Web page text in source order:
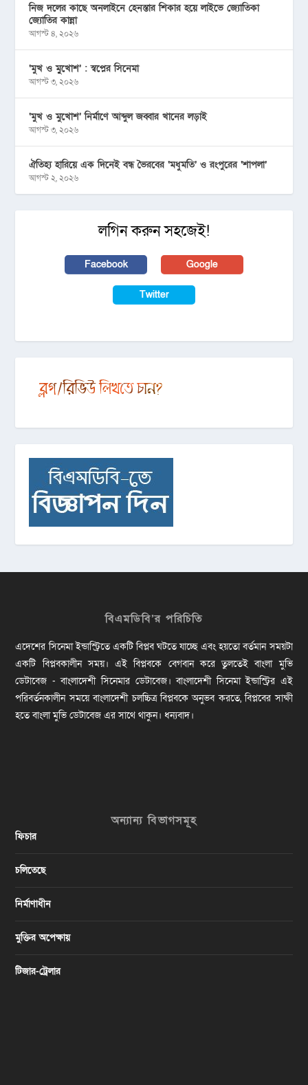
নিজ দলের কাছে অনলাইনে হেনস্তার শিকার হয়ে লাইভে জ্যোতিকা
জ্যোতির কান্না
আগস্ট ৪, ২০২৬
‘মুখ ও মু্খোশ’ : স্বপ্নের সিনেমা
আগস্ট ৩, ২০২৬
‘মুখ ও মুখোশ’ নির্মাণে আব্দুল জব্বার খানের লড়াই
আগস্ট ৩, ২০২৬
ঐতিহ্য হারিয়ে এক দিনেই বন্ধ ভৈরবের ‘মধুমতি’ ও রংপুরের ‘শাপলা’
আগস্ট ২, ২০২৬
লগিন করুন সহজেই!
Facebook Google
Twitter
বিএমডিবি’র পরিচিতি
এদেশের সিনেমা ইন্ডাস্ট্রিতে একটি বিপ্লব ঘটতে যাচ্ছে এবং হয়তো বর্তমান সময়টা
একটি বিপ্লবকালীন সময়। এই বিপ্লবকে বেগবান করে তুলতেই বাংলা মুভি
ডেটাবেজ - বাংলাদেশী সিনেমার ডেটাবেজ। বাংলাদেশী সিনেমা ইন্ডাস্ট্রির এই
পরিবর্তনকালীন সময়ে বাংলাদেশী চলচ্চিত্র বিপ্লবকে অনুভব করতে, বিপ্লবের সাক্ষী
হতে বাংলা মুভি ডেটাবেজ এর সাথে থাকুন। ধন্যবাদ।
অন্যান্য বিভাগসমূহ
ফিচার
চলিতেছে
নির্মাণাধীন
মুক্তির অপেক্ষায়
টিজার-ট্রেলার